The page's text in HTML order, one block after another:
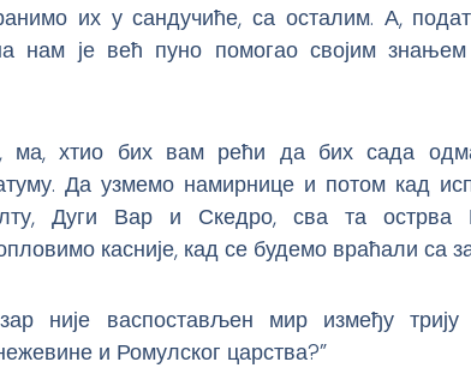
их у сандучиће, са осталим. А,
нам је већ пуно помогао својим
ма, хтио бих вам рећи да бих сада
Да узмемо намирнице и потом кад
Дуги Вар и Скедро, сва та острва
касније, кад се будемо враћали са
није васпостављен мир између трију
и Ромулског царства?”